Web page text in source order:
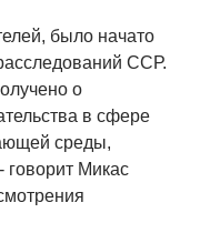
было начато
ССР.
о
в сфере
среды,
говорит Микас